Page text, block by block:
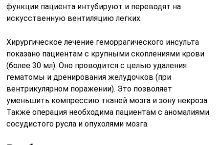
функции пациента интубируют и переводят на
искусственную вентиляцию легких.
Хирургическое лечение геморрагического инсульта
показано пациентам с крупными скоплениями крови
(более 30 мл). Оно проводится с целью удаления
гематомы и дренирования желудочков (при
вентрикулярном поражении). Это позволяет
уменьшить компрессию тканей мозга и зону некроза.
Также операция необходима пациентам с аномалиями
сосудистого русла и опухолями мозга.